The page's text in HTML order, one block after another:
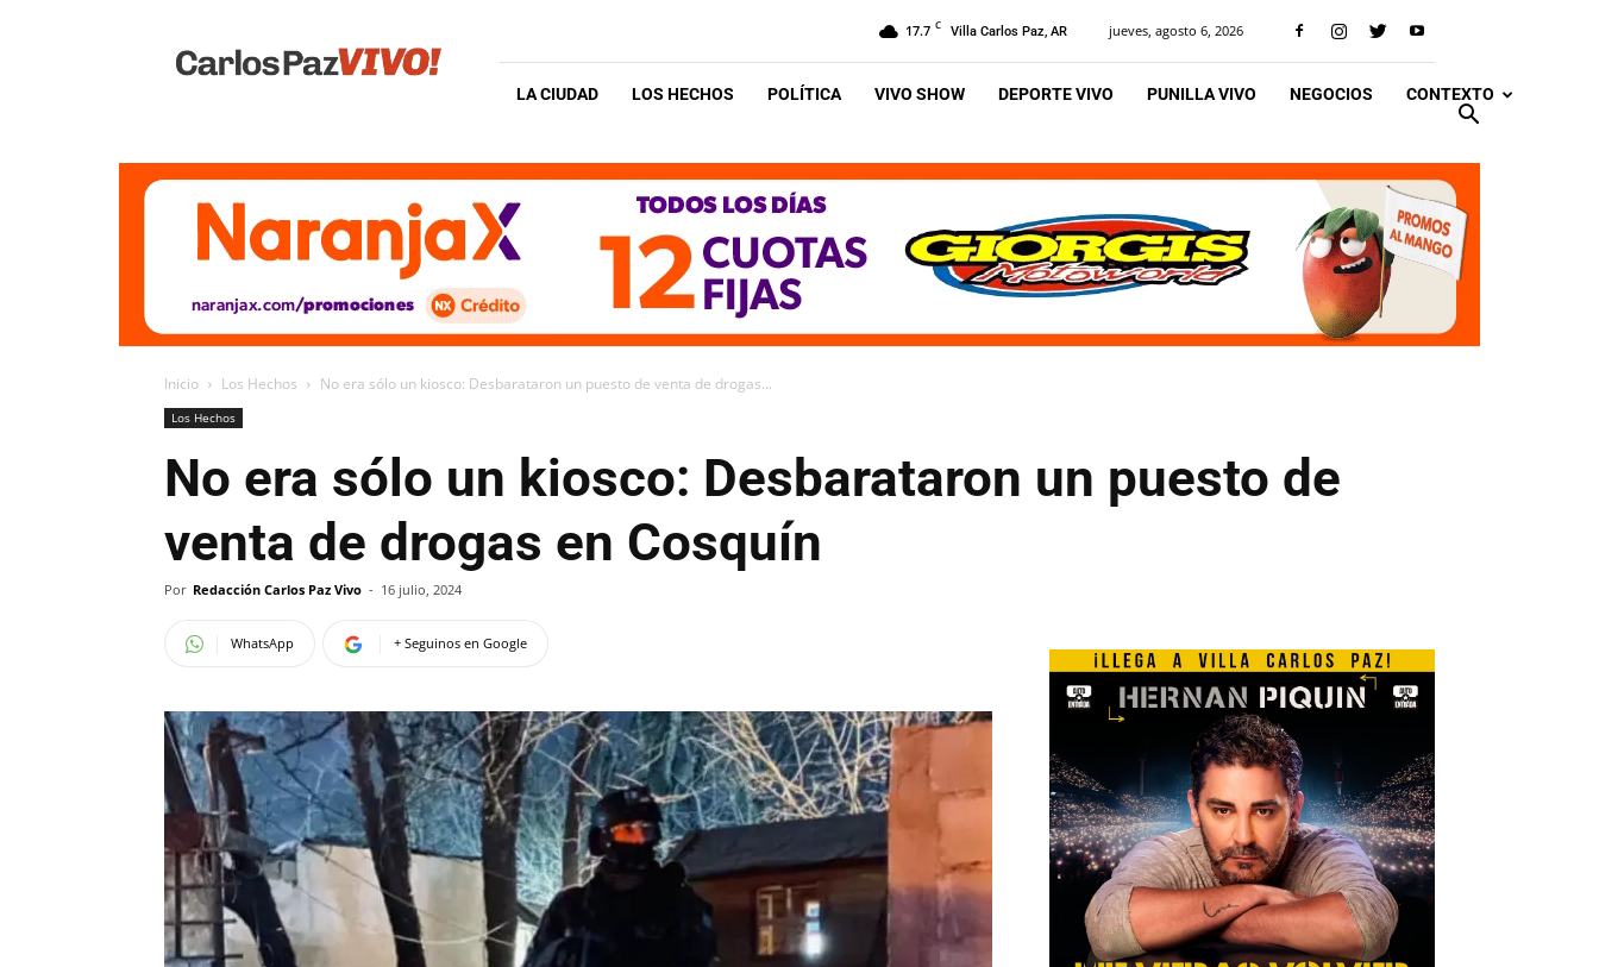
Vivo
17.7 C Villa Carlos Paz, AR jueves, agosto 6, 2026
LA CIUDAD LOS HECHOS POLÍTICA VIVO SHOW DEPORTE VIVO PUNILLA VIVO NEGOCIOS CONTEXTO
Inicio Los Hechos No era sólo un kiosco: Desbarataron un puesto de venta de drogas...
Los Hechos
No era sólo un kiosco: Desbarataron un puesto de
venta de drogas en Cosquín
Por Redacción Carlos Paz Vivo - 16 julio, 2024
WhatsApp + Seguinos en Google